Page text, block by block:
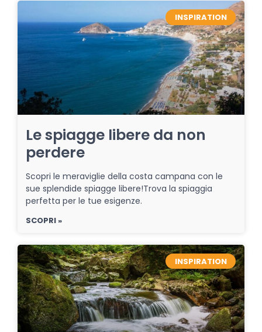
INSPIRATION
Le spiagge libere da non
perdere
Scopri le meraviglie della costa campana con le
sue splendide spiagge libere!Trova la spiaggia
perfetta per le tue esigenze.
SCOPRI »
INSPIRATION